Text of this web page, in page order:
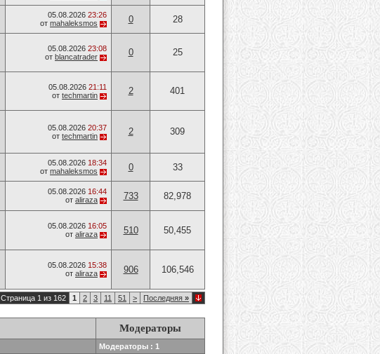
05.08.2026 23:26
от mahaleksmos 0 28
05.08.2026 23:08
от blancatrader 0 25
05.08.2026 21:11
от techmartin 2 401
05.08.2026 20:37
от techmartin 2 309
05.08.2026 18:34
от mahaleksmos 0 33
05.08.2026 16:44
от aliraza 733 82,978
05.08.2026 16:05
от aliraza 510 50,455
05.08.2026 15:38
от aliraza 906 106,546
Страница 1 из 162 1 2 3 11 51 > Последняя »
Модераторы
Модераторы : 1